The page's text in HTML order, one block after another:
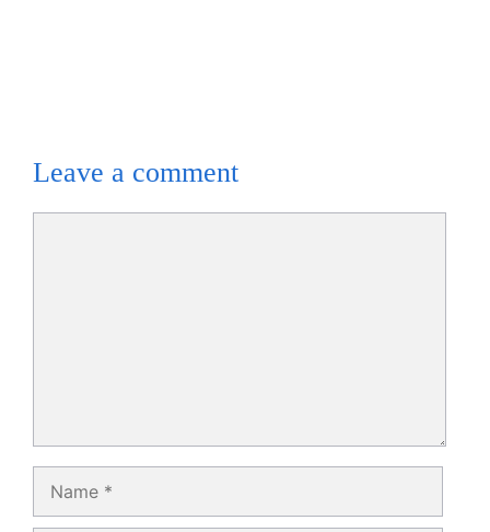
Leave a comment
Name